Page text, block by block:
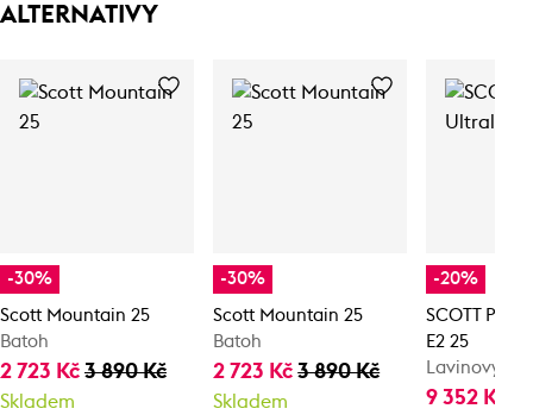
ALTERNATIVY
-30%
Scott Mountain 25
Batoh
2 723 Kč 3 890 Kč
Skladem
-30%
Scott Mountain 25
Batoh
2 723 Kč3 890 Kč
Skladem
-20%
SCOTT
E2 25
Lavinový
9 352 Kč